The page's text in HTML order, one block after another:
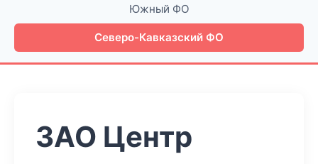
Южный ФО
Северо-Кавказский ФО
ЗАО Центр